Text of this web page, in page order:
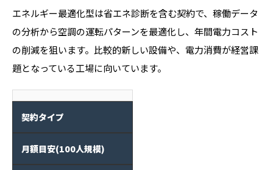
エネルギー最適化型は省エネ診断を含む契約で、稼働データ
の分析から空調の運転パターンを最適化し、年間電力コスト
の削減を狙います。比較的新しい設備や、電力消費が経営課
題となっている工場に向いています。
契約タイプ
月額目安(100人規模)